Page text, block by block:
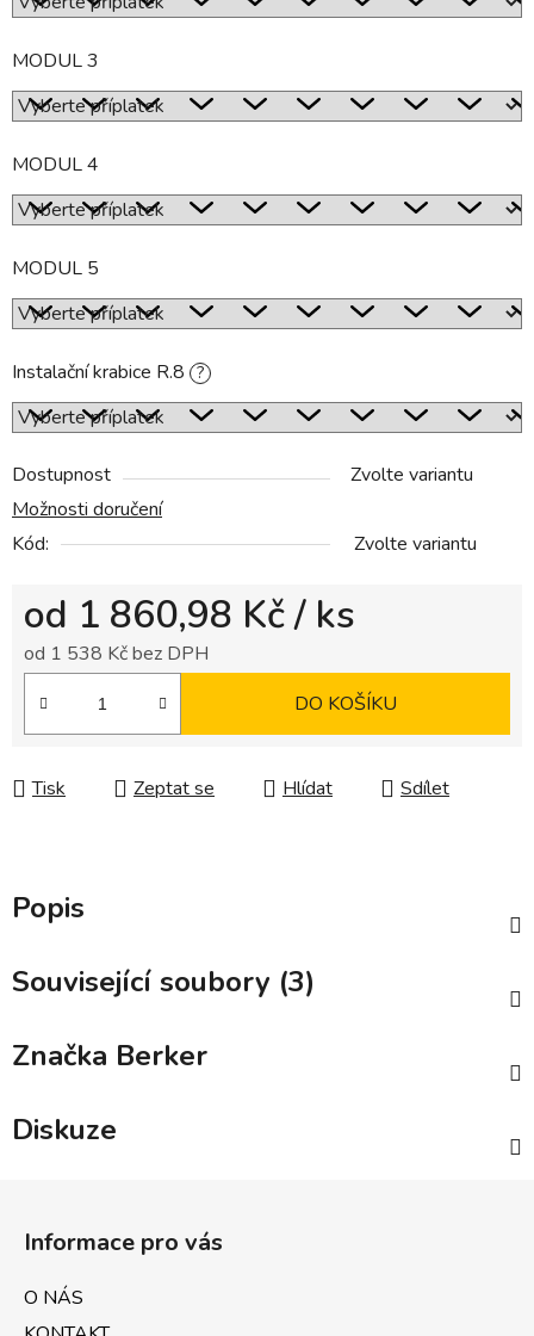
MODUL 3
MODUL 4
MODUL 5
Instalační krabice R.8 ?
Dostupnost
Zvolte variantu
Možnosti doručení
Kód:
Zvolte variantu
od 1 860,98 Kč/ ks
od 1 538 Kčbez DPH
DO KOŠÍKU
Tisk Zeptat se Hlídat Sdílet
Popis
Související soubory (3)
Značka Berker
Diskuze
Informace pro vás
O NÁS